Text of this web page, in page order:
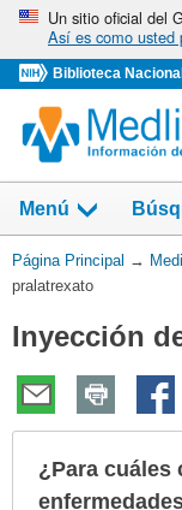
Omita
vaya
al
Contenido
Un sitio oficial del
Así es como usted
Biblioteca
Menú
de
Usted
está
Página Principal →
pralatrexato
Inyección
¿Para cuáles